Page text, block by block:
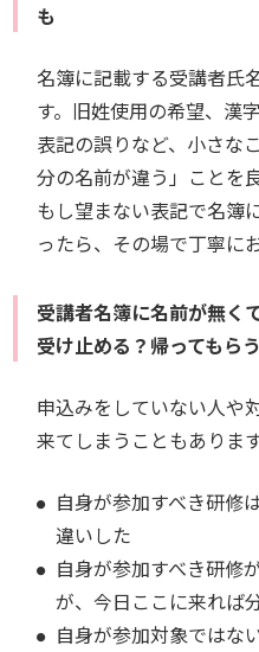
も
名簿に記載する受講者氏
す。旧姓使用の希望、漢
表記の誤りなど、小さな
分の名前が違う」ことを
もし望まない表記で名簿
ったら、その場で丁寧に
受講者名簿に名前が無く
受け止める？帰ってもら
申込みをしていない人や
来てしまうこともあります
自身が参加すべき研修
違いした
自身が参加すべき研修
が、今日ここに来れば
自身が参加対象ではな